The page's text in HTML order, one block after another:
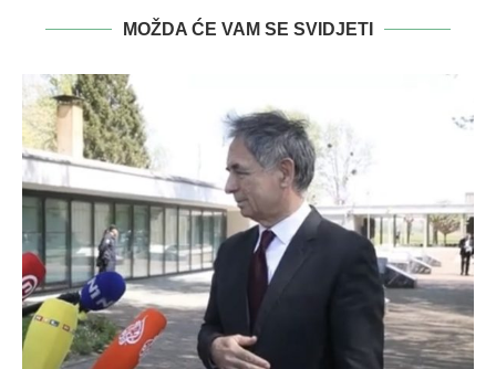
MOŽDA ĆE VAM SE SVIDJETI